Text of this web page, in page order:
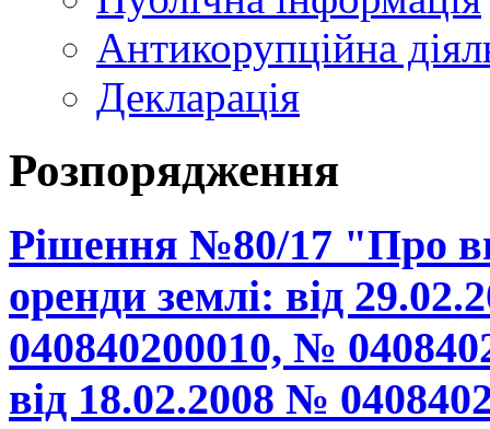
Антикорупційна
Декларація
Розпорядження
Рішення №80/17 "Про
оренди землі: від
040840200010, №
від 18.02.2008 №